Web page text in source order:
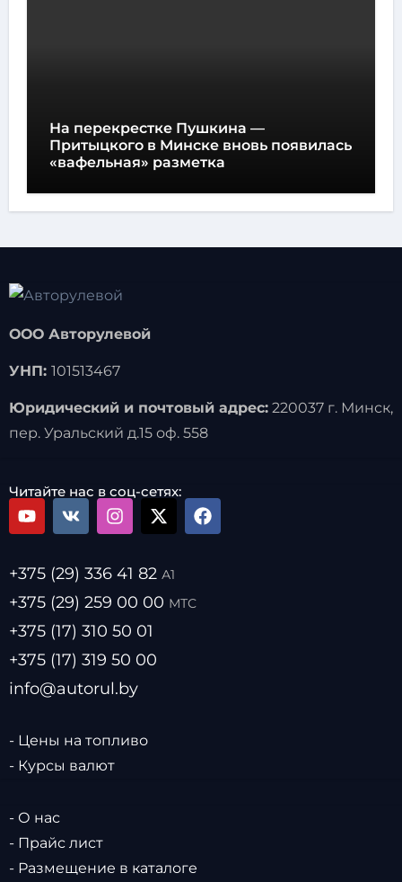
На перекрестке Пушкина —
Притыцкого в Минске вновь появилась
«вафельная» разметка
ООО Авторулевой
УНП: 101513467
Юридический и почтовый адрес:220037 г. Минск,
пер. Уральский д.15 оф. 558
Читайте нас в соц-сетях:
+375 (29) 336 41 82 А1
+375 (29) 259 00 00 МТС
+375 (17) 310 50 01
+375 (17) 319 50 00
info@autorul.by
- Цены на топливо
- Курсы валют
- О нас
- Прайс лист
- Размещение в каталоге